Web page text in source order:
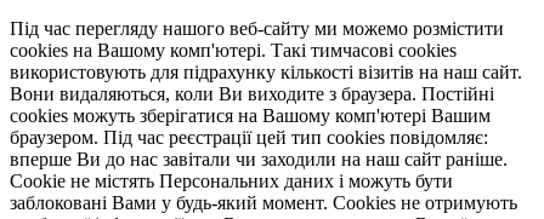
Під час перегляду нашого веб-сайту ми можемо розмістити
cookies на Вашому комп'ютері. Такі тимчасові cookies
використовують для підрахунку кількості візитів на наш сайт.
Вони видаляються, коли Ви виходите з браузера. Постійні
cookies можуть зберігатися на Вашому комп'ютері Вашим
браузером. Під час реєстрації цей тип cookies повідомляє:
вперше Ви до нас завітали чи заходили на наш сайт раніше.
Cookie не містять Персональних даних і можуть бути
заблоковані Вами у будь-який момент. Сookies не отримують